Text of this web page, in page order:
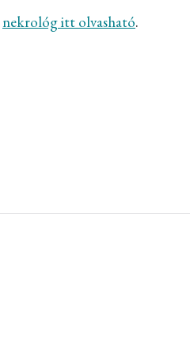
nekrológ itt olvasható.